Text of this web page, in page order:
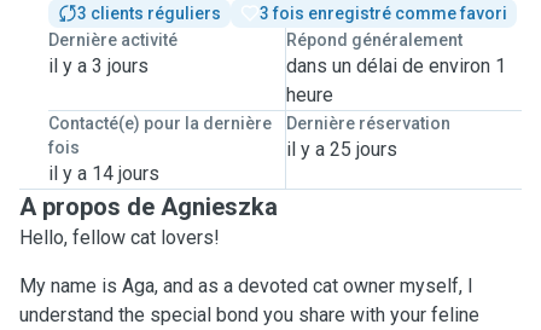
3 clients réguliers
3 fois enregistré comme favori
Dernière activité
il y a 3 jours
Répond généralement
dans un délai de environ 1
heure
Contacté(e) pour la dernière
fois
il y a 14 jours
Dernière réservation
il y a 25 jours
A propos de Agnieszka
Hello, fellow cat lovers!
My name is Aga, and as a devoted cat owner myself, I
understand the special bond you share with your feline